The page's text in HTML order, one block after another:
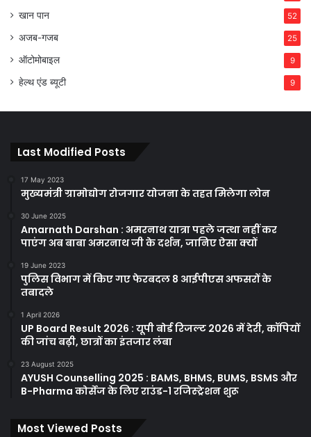
खान पान 52
अजब-गजब 25
ऑटोमोबाइल 9
हेल्थ एंड ब्यूटी 9
Last Modified Posts
17 May 2023
मुख्यमंत्री ग्रामोद्योग रोजगार योजना के तहत मिलेगा लोन
30 June 2025
Amarnath Darshan : अमरनाथ यात्रा पहले जत्था नहीं कर
पाएंग अब बाबा अमरनाथ जी के दर्शन, जानिए ऐसा क्यों
19 June 2023
पुलिस विभाग में किए गए फेरबदल 8 आईपीएस अफसरों के
तबादले
1 April 2026
UP Board Result 2026 : यूपी बोर्ड रिजल्ट 2026 में देरी, कॉपियों
की जांच बढ़ी, छात्रों का इंतजार लंबा
23 August 2025
AYUSH Counselling 2025 : BAMS, BHMS, BUMS, BSMS और
B-Pharma कोर्सेज के लिए राउंड-1 रजिस्ट्रेशन शुरू
Most Viewed Posts